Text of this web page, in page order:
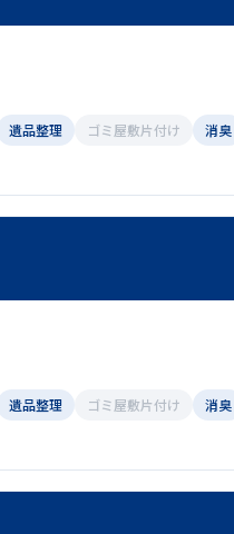
遺品整理 ゴミ屋敷片付け
消臭
遺品整理 ゴミ屋敷片付け
消臭